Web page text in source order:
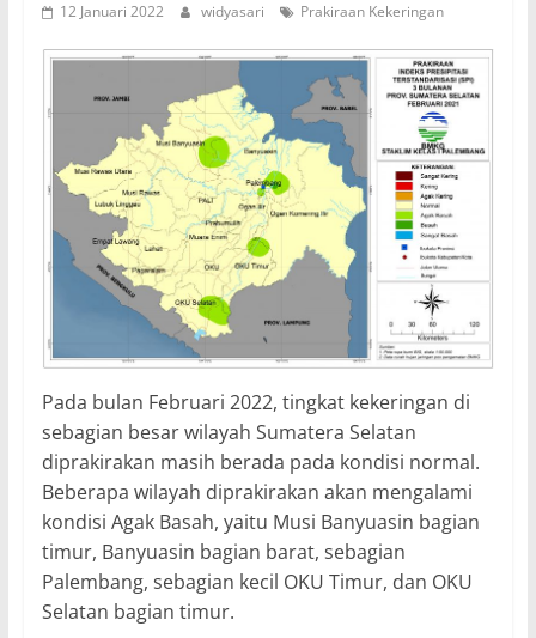
12 Januari 2022 widyasari Prakiraan Kekeringan
Pada bulan Februari 2022, tingkat kekeringan di
sebagian besar wilayah Sumatera Selatan
diprakirakan masih berada pada kondisi normal.
Beberapa wilayah diprakirakan akan mengalami
kondisi Agak Basah, yaitu Musi Banyuasin bagian
timur, Banyuasin bagian barat, sebagian
Palembang, sebagian kecil OKU Timur, dan OKU
Selatan bagian timur.